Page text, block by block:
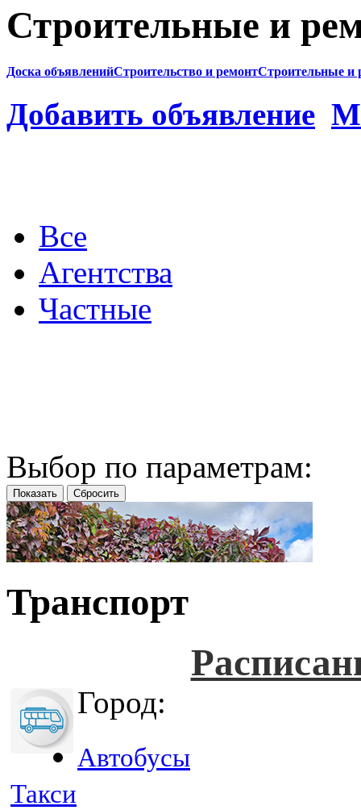
Строительные и
Доска объявленийСтроительство и ремонтСтроительные и
Добавить объявление
Все
Агентства
Частные
Выбор по параметрам:
Транспорт
Город:
Автобусы
Такси